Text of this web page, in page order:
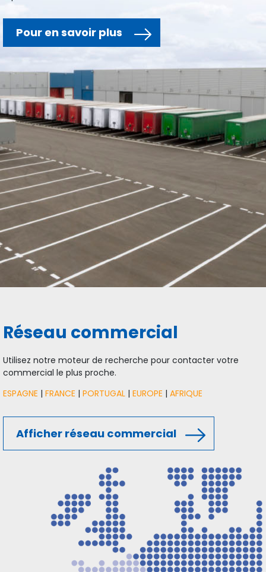
Service après-vente
Seul LeciTrailer est en mesure de proposer un réseau de
Service Après-vente étendu (Zaragoza, Barcelona, Valencia,
Sevilla, Madrid et Lyon); Toutes les Bases SAV sont équipées
avec les meilleurs équipements: banc de contrôle de
freinage, banc de redressage, cabine de grenaillage, cabine
de peinture, alignements des roues par laser et fosses de
réparation.
Pour en savoir plus
Réseau commercial
Utilisez notre moteur de recherche pour contacter votre
commercial le plus proche.
|PORTUGAL| EUROPE|AFRIQUE